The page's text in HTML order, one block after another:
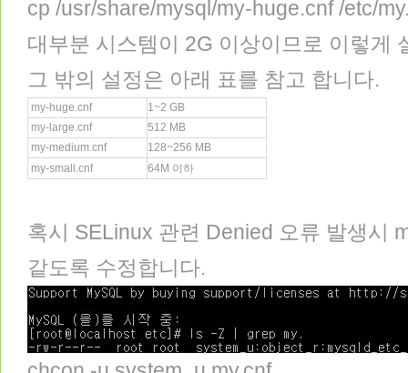
cp /usr/share/mysql/my-huge.cnf /etc/
대부분 시스템이 2G 이상이므로 이렇게
그 밖의 설정은 아래 표를 참고 합니다.
my-huge.cnf
1~2 GB
my-large.cnf
512 MB
my-medium.cnf
128~256 MB
my-small.cnf
64M 이하
혹시 SELinux 관련 Denied 오류 발생시
같도록 수정합니다.